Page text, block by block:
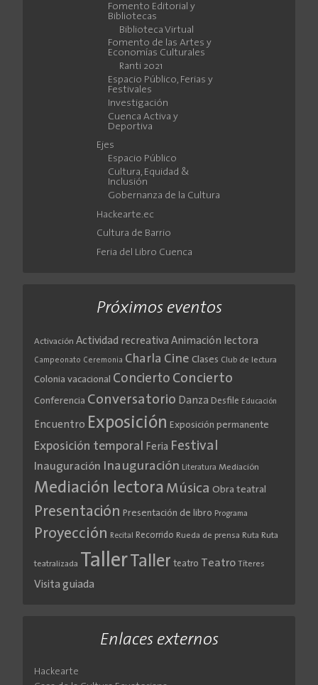
Fomento Editorial y
Bibliotecas
Biblioteca Virtual
Fomento de las Artes y
Economías Culturales
Ranti 2021
Espacio Público, Ferias y
Festivales
Investigación
Cuenca Activa y
Deportiva
Ejes
Espacio Público
Cultura, Equidad &
Inclusión
Gobernanza de la Cultura
Hackearte.ec
Cultura de Barrio
Feria del Libro Cuenca
Próximos eventos
Activación Actividad recreativa Animación lectora
Campeonato Ceremonia Charla Cine Clases Club de lectura
Colonia vacacional Concierto Concierto
Conferencia Conversatorio Danza Desfile Educación
Encuentro Exposición Exposición permanente
Exposición temporal Feria Festival
Inauguración Inauguración Literatura Mediación
Mediación lectora Música Obra teatral
Presentación Presentación de libro Programa
Proyección Recital Recorrido Rueda de prensa Ruta Ruta
teatralizada TallerTaller teatro Teatro Títeres
Visita guiada
Enlaces externos
Hackearte